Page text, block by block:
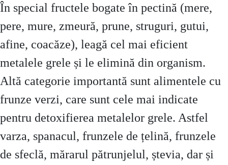
În special fructele bogate în pectină (mere,
pere, mure, zmeură, prune, struguri, gutui,
afine, coacăze), leagă cel mai eficient
metalele grele și le elimină din organism.
Altă categorie importantă sunt alimentele cu
frunze verzi, care sunt cele mai indicate
pentru detoxifierea metalelor grele. Astfel
varza, spanacul, frunzele de țelină, frunzele
de sfeclă, mărarul pătrunjelul, ștevia, dar și